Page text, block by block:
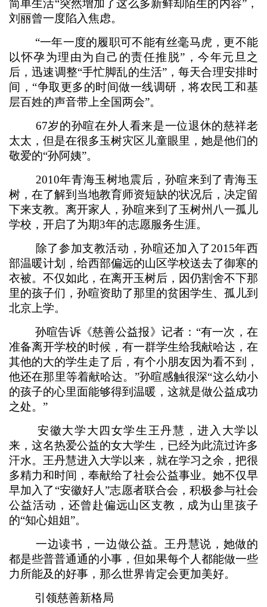
简单生活“突然增加了这么多新鲜却陌生的内容”，
刘丽曾一度陷入焦虑。
“一年一度的履职可不能有丝毫马虎，更不能
以怀孕为理由为自己的责任推脱”，今年元旦之
后，迅速调整“手忙脚乱的生活”，每天合理安排时
间，“争取更多的时间做一线调研，将农民工和基
层百姓的声音带上全国两会”。
67岁的孙暄在外人看来是一位退休的慈祥老
太太，但是在很多玉树灾区儿童眼里，她是他们的
敬爱的“孙阿姨”。
2010年青海玉树地震后，孙暄来到了青海玉
树，在了解到当地教育师资短缺的状况后，决定留
下来支教。离开家人，孙暄来到了玉树州八一孤儿
学校，开启了为期3年的志愿服务生涯。
除了参加支教活动，孙暄还加入了2015年西
部温暖计划，给西部偏远的山区学校送去了御寒的
衣被。不仅如此，在离开玉树后，因仍割舍不下那
里的孩子们，孙暄资助了那里的贫困学生、孤儿到
北京上学。
孙暄告诉《慈善公益报》记者：“有一次，在
准备离开学校的时候，有一群学生给我献哈达，在
其他的大的学生走了后，有个小朋友因为看不到，
他还在那里等着献哈达。”孙暄感触很深“这么幼小
的孩子的心里面能够得到温暖，这就是做公益成功
之处。”
安徽大学大四女学生王丹慧，进入大学以
来，这名热爱公益的女大学生，已经为此流过许多
汗水。王丹慧进入大学以来，就在学习之余，把很
多精力和时间，奉献给了社会公益事业。她不仅早
早加入了“安徽好人”志愿者联合会，积极参与社会
公益活动，还曾赴偏远山区支教，成为山里孩子
的“知心姐姐”。
一边读书，一边做公益。王丹慧说，她做的
都是些普普通通的小事，但如果每个人都能做一些
力所能及的好事，那么世界肯定会更加美好。
引领慈善新格局